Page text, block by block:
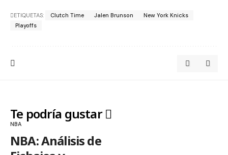
ETIQUETAS: Clutch Time Jalen Brunson
New York Knicks
Playoffs
Te podría gustar
NBA
NBA: Análisis de